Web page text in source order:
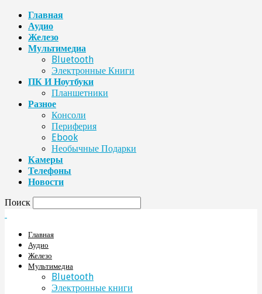
Главная
Аудио
Железо
Мультимедиа
Bluetooth
Электронные Книги
ПК И Ноутбуки
Планшетники
Разное
Консоли
Периферия
Ebook
Необычные Подарки
Камеры
Телефоны
Новости
Поиск
Главная
Аудио
Железо
Мультимедиа
Bluetooth
Электронные книги